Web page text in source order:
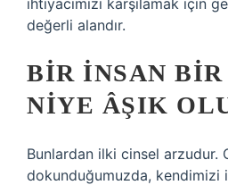
ihtiyacımızı karşılamak için
değerli alandır.
BIR INSAN BIR
NIYE ÂŞIK
Bunlardan ilki cinsel arzudur.
dokunduğumuzda, kendimizi